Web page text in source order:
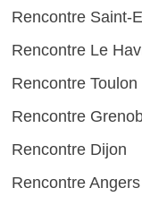
Rencontre Saint-
Rencontre Le
Rencontre Toulon
Rencontre
Rencontre Dijon
Rencontre Angers